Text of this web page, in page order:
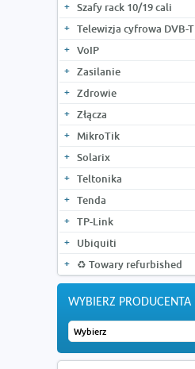
Szafy rack 10/19 cali
Telewizja cyfrowa DVB-T
VoIP
Zasilanie
Zdrowie
Złącza
MikroTik
Solarix
Teltonika
Tenda
TP-Link
Ubiquiti
♻️ Towary refurbished
WYBIERZ PRODUCENTA